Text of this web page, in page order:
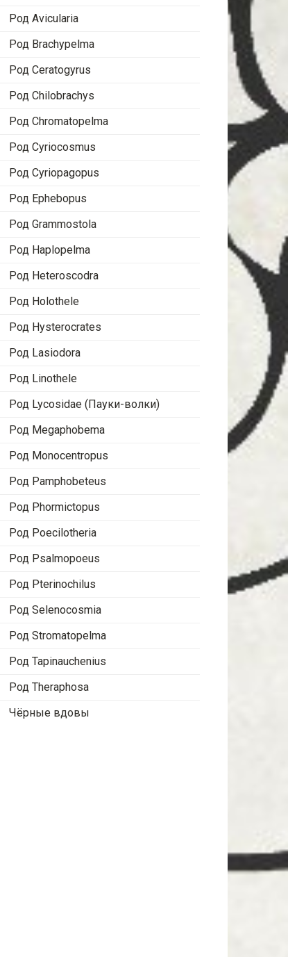
Род Avicularia
Род Brachypelma
Род Ceratogyrus
Род Chilobrachys
Род Chromatopelma
Род Cyriocosmus
Род Cyriopagopus
Род Ephebopus
Род Grammostola
Род Haplopelma
Род Heteroscodra
Род Holothele
Род Hysterocrates
Род Lasiodora
Род Linothele
Род Lycosidae (Пауки-волки)
Род Megaphobema
Род Monocentropus
Род Pamphobeteus
Род Phormictopus
Род Poecilotheria
Род Psalmopoeus
Род Pterinochilus
Род Selenocosmia
Род Stromatopelma
Род Tapinauchenius
Род Theraphosa
Чёрные вдовы